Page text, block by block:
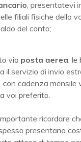
, presentatevi
filiali fisiche della
del conto;
via posta aerea ,
il servizio di invio
con cadenza mensile
voi preferito.
ricordare
presentano